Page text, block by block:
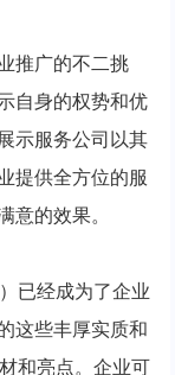
推广的不二挑
自身的权势和优
示服务公司以其
提供全方位的服
意的效果。
已经成为了企业
这些丰厚实质和
和亮点。企业可